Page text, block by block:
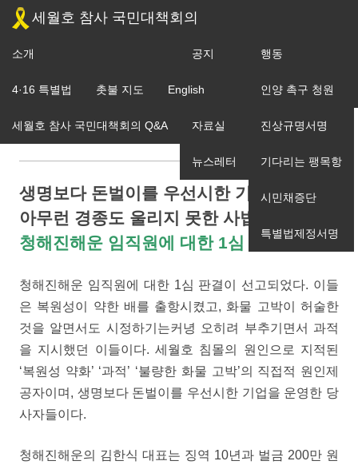
부쳐
생명보다 돈벌이를 우선시한 기업에게
아무런 경종도 울리지 못한 사법부
청해진해운 임직원에 대한 1심 판결에 부쳐
청해진해운 임직원에 대한 1심 판결이 선고되었다. 이들
은 복원성이 약한 배를 출항시켰고, 화물 고박이 허술한
것을 알면서도 시정하기는커녕 오히려 부추기면서 과적
을 지시했던 이들이다. 세월호 침몰의 원인으로 지적된
‘복원성 약화’ ‘과적’ ‘불량한 화물 고박’의 직접적 원인제
공자이며, 생명보다 돈벌이를 우선시한 기업을 운영한 당
사자들이다.
청해진해운의 김한식 대표는 징역 10년과 벌금 200만 원
세월호 참사 국민대책회의
소개
조직도
세월호 참사 국민대책회의 Q&A
공지
입장
자료실
뉴스레터
행동
인양 촉구 청원
진상규명서명
기다리는 팽목항
시민채증단
특별법제정서명
4·16 특별법 촛불 지도 English